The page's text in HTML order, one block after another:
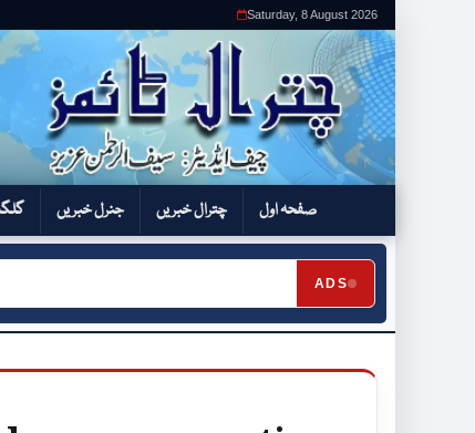
Saturday, 8 August 2026
صفحہ اول چترال خبریں جنرل خبریں
ADS